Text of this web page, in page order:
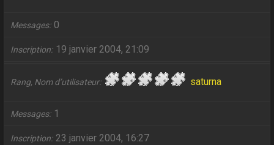
Messages 0
Inscription 19 janvier 2004, 21:09
Rang, Nom d’utilisateur saturna
Messages 1
Inscription 23 janvier 2004, 16:27